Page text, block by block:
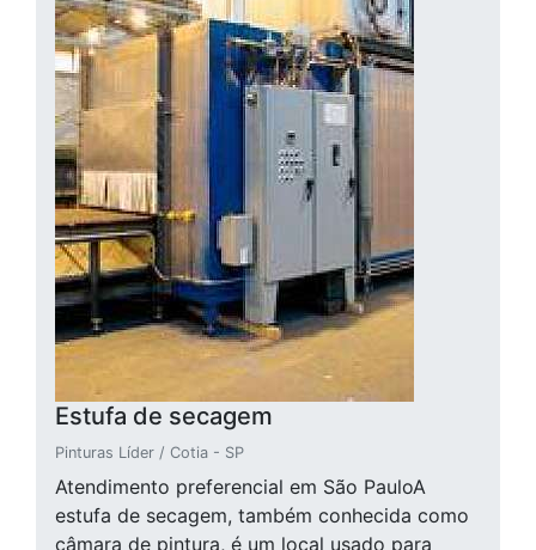
Estufa de secagem
Pinturas Líder / Cotia - SP
Atendimento preferencial em São PauloA
estufa de secagem, também conhecida como
câmara de pintura, é um local usado para